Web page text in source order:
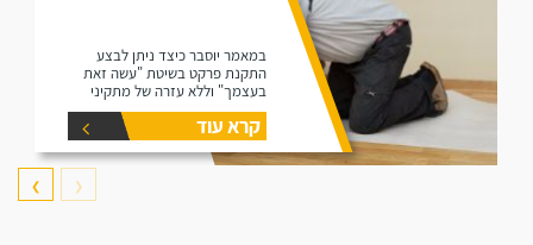
במאמר יוסבר כיצד ניתן לבצע
התקנת פרקט בשיטת "עשה זאת
בעצמך" וללא עזרה של מתקיני
פרקטים.
קרא עוד
❮
❯